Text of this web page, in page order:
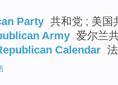
Party 共和党 ; 美国
Army 爱尔兰
Calendar